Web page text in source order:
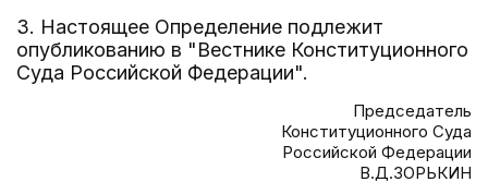
3. Настоящее Определение подлежит
опубликованию в "Вестнике Конституционного
Суда Российской Федерации".
Председатель
Конституционного Суда
Российской Федерации
В.Д.ЗОРЬКИН